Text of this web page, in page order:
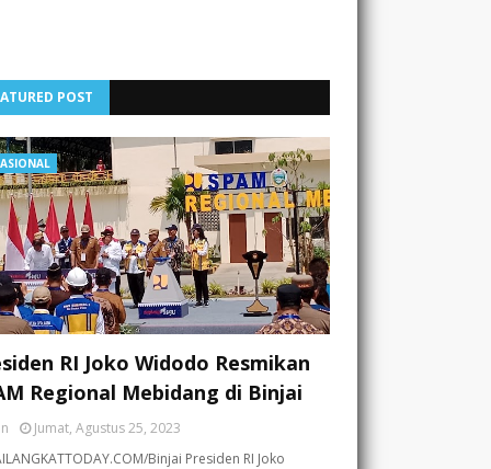
POST
RI Joko Widodo Resmikan
Regional Mebidang di Binjai
Jumat, Agustus 25, 2023
Binjai Presiden RI Joko